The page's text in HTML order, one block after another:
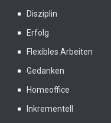
Disziplin
Erfolg
Flexibles Arbeiten
Gedanken
Homeoffice
Inkrementell